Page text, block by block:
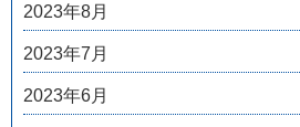
2023年8月
2023年7月
2023年6月